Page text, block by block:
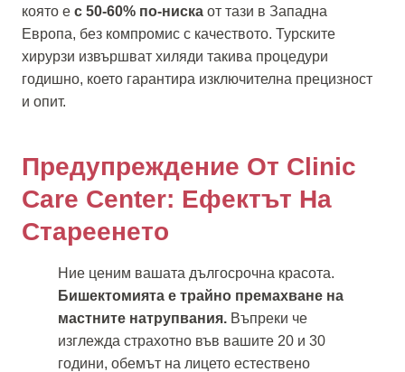
която е с 50-60% по-ниска от тази в Западна
Европа, без компромис с качеството. Турските
хирурзи извършват хиляди такива процедури
годишно, което гарантира изключителна прецизност
и опит.
Предупреждение От Clinic
Care Center: Ефектът На
Стареенето
Ние ценим вашата дългосрочна красота.
Бишектомията е трайно премахване на
мастните натрупвания. Въпреки че
изглежда страхотно във вашите 20 и 30
години, обемът на лицето естествено